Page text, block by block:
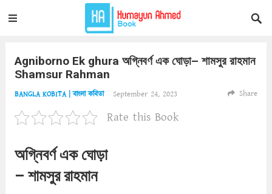
Agniborno Ek ghura অগ্নিবর্ণ এক ঘোড়া– শামসুর রাহমান
Shamsur Rahman
BANGLA KOBITA | বাংলা কবিতা September 24, 2023 Share
Rate this Book
অগ্নিবর্ণ এক ঘোড়া
– শামসুর রাহমান